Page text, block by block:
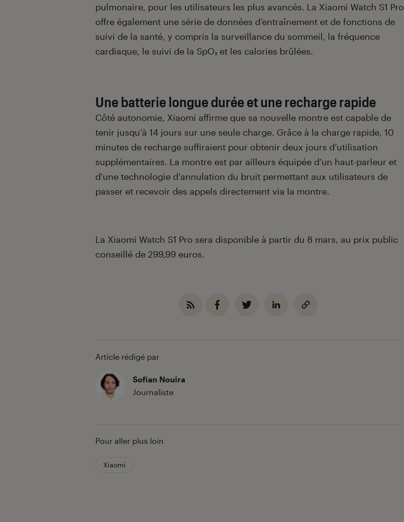
pulmonaire, pour les utilisateurs les plus avancés. La Xiaomi Watch S1 Pro
offre également une série de données d’entraînement et de fonctions de
suivi de la santé, y compris la surveillance du sommeil, la fréquence
cardiaque, le suivi de la SpO₂ et les calories brûlées.
Une batterie longue durée et une recharge rapide
Côté autonomie, Xiaomi affirme que sa nouvelle montre est capable de
tenir jusqu’à 14 jours sur une seule charge. Grâce à la charge rapide, 10
minutes de recharge suffiraient pour obtenir deux jours d’utilisation
supplémentaires. La montre est par ailleurs équipée d’un haut-parleur et
d’une technologie d’annulation du bruit permettant aux utilisateurs de
passer et recevoir des appels directement via la montre.
La Xiaomi Watch S1 Pro sera disponible à partir du 8 mars, au prix public
conseillé de 299,99 euros.
Article rédigé par
Sofian Nouira
Journaliste
Pour aller plus loin
Xiaomi